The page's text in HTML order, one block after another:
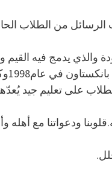
من الطلاب
والذي يدمج فيه القيم
ليفربول في عام2002.
على تعليم جيد
ودعواتنا مع